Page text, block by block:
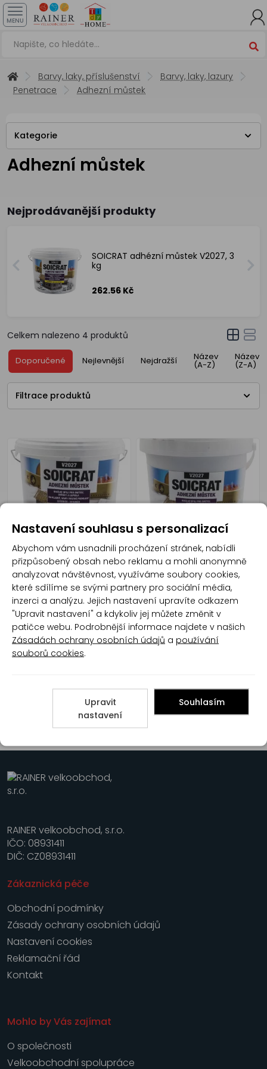
MENU
Barvy, laky, příslušenství
Barvy, laky, lazury
Penetrace
Adhezní můstek
Kategorie
Adhezní můstek
Nejprodávanější produkty
SOICRAT adhézní můstek V2027, 3
kg
262.56 Kč
Celkem nalezeno 4 produktů
Doporučené Nejlevnější Nejdražší Název
(A-Z)
Název
(Z-A)
Filtrace produktů
SOICRAT adhézní můstek
V2027, 3 kg
SOICRAT adhézní můstek
V2027, 1 kg
můstek Barvissimo 1kg můstek Barvissimo 5kg
1
RAINER velkoobchod, s.r.o.
IČO: 08931411
DIČ: CZ08931411
Zákaznická péče
Obchodní podmínky
Zásady ochrany osobních údajů
Nastavení cookies
Reklamační řád
Kontakt
Mohlo by Vás zajímat
O společnosti
Velkoobchodní spolupráce
Nastavení souhlasu s personalizací
Abychom vám usnadnili procházení stránek, nabídli
přizpůsobený obsah nebo reklamu a mohli anonymně
analyzovat návštěvnost, využíváme soubory cookies,
které sdílíme se svými partnery pro sociální média,
inzerci a analýzu. Jejich nastavení upravíte odkazem
"Upravit nastavení" a kdykoliv jej můžete změnit v
patičce webu. Podrobnější informace najdete v našich
Zásadách ochrany osobních údajů a používání
souborů cookies.
Upravit
nastavení
Souhlasím